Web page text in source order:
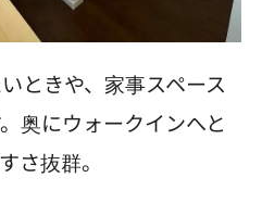
ときや、家事スペース
奥にウォークインへと
さ抜群。